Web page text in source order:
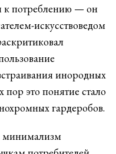
к потреблению — он
искусствоведом
инородных
пор это понятие стало
гардеробов.
минимализм